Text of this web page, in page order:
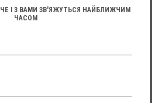
І З ВАМИ ЗВ'ЯЖУТЬСЯ НАЙБЛИЖЧИМ
ЧАСОМ